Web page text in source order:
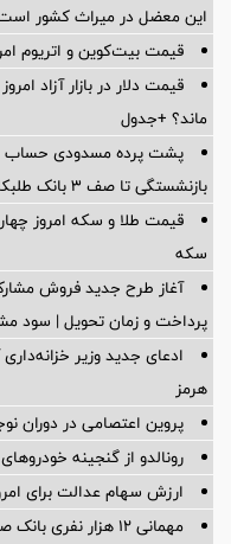
این معضل در میراث کشور
قیمت بیت‌کوین و اتریوم امروز
ماند؟ +جدول
پشت پرده‌ مسدودی
بازنشستگی تا صف ۳ بانک طلبکار
سکه
آغاز طرح جدید فروش
پرداخت و زمان تحویل | سود
ادعای جدید وزیر
هرمز
پروین اعتصامی در دوران
رونالدو از گنجینه
ارزش سهام عدالت برای امروز
مهمانی ۱۲ هزار